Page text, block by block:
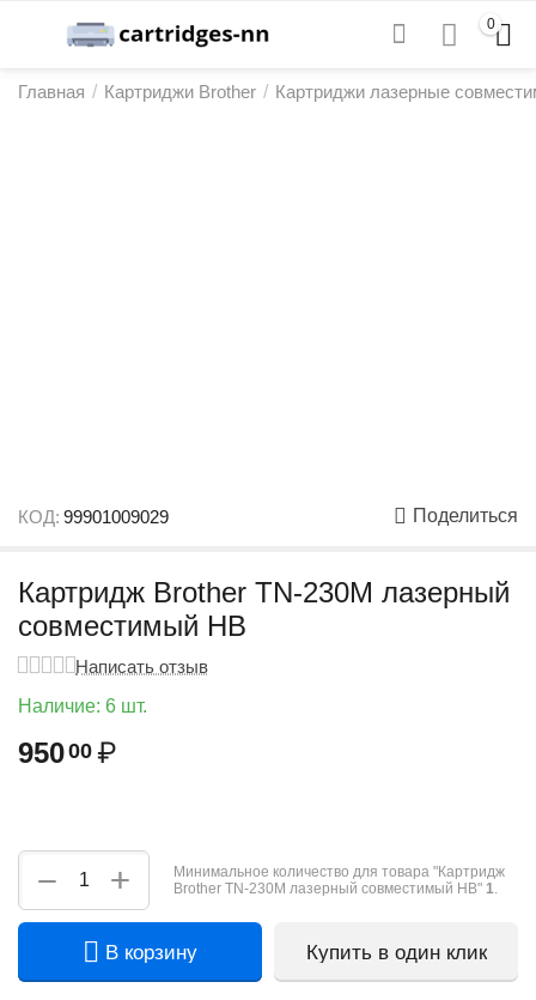
0
Главная / Картриджи Brother / Картриджи лазерные
КОД: 99901009029 Поделиться
Картридж Brother TN-230M лазерный
совместимый HB
Написать отзыв
Наличие: 6 шт.
95000 ₽
+
−
Минимальное количество для товара "Картридж
Brother TN-230M лазерный совместимый HB" 1.
В корзину Купить в один клик